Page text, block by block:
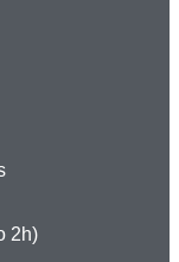
2h)